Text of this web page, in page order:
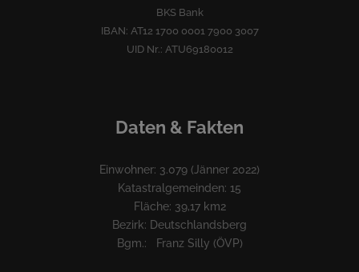
BKS Bank
IBAN: AT12 1700 0001 7900 3007
UID Nr.: ATU69180012
Daten & Fakten
Einwohner: 3.079 (Jänner 2022)
Katastralgemeinden: 15
Fläche: 39,17 km2
Bezirk: Deutschlandsberg
Bgm.: Franz Silly (ÖVP)